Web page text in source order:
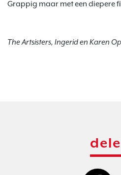
Grappig maar met een diepere
The Artsisters, Ingerid en Karen